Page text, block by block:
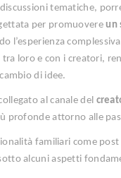
tematiche,
per promuovere un
l’esperienza
loro e con i creatori,
di idee.
al canale del
profonde attorno alle
familiari come
alcuni aspetti